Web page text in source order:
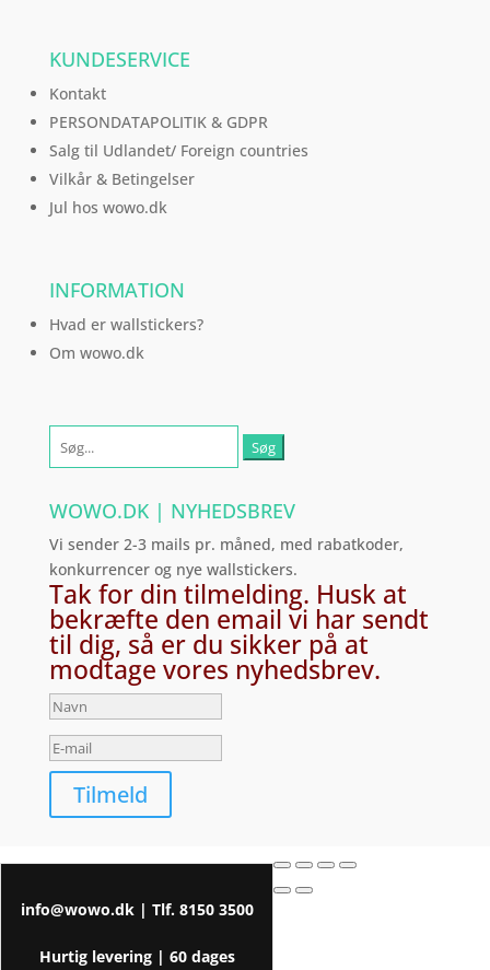
KUNDESERVICE
Kontakt
PERSONDATAPOLITIK & GDPR
Salg til Udlandet/ Foreign countries
Vilkår & Betingelser
Jul hos wowo.dk
INFORMATION
Hvad er wallstickers?
Om wowo.dk
efter:
WOWO.DK | NYHEDSBREV
Vi sender 2-3 mails pr. måned, med rabatkoder,
konkurrencer og nye wallstickers.
Tak for din tilmelding. Husk at
bekræfte den email vi har sendt
til dig, så er du sikker på at
modtage vores nyhedsbrev.
Tilmeld
info@wowo.dk| Tlf. 8150 3500
Hurtig levering | 60 dages